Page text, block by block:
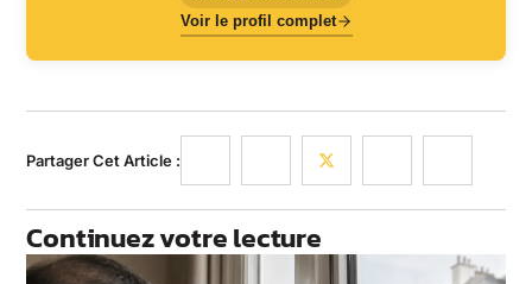
Voir le profil complet
Partager Cet Article :
Continuez votre lecture